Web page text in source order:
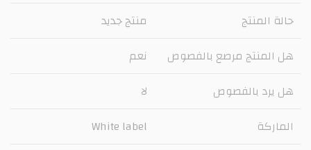
حالة المنتج
منتج جديد
هل المنتج مرصع بالفصوص
نعم
هل يرد بالفصوص
لا
الماركة
White label